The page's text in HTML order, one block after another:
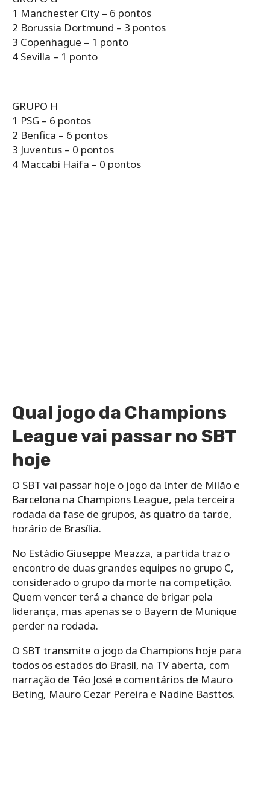
1 Manchester City – 6 pontos
2 Borussia Dortmund – 3 pontos
3 Copenhague – 1 ponto
4 Sevilla – 1 ponto
GRUPO H
1 PSG – 6 pontos
2 Benfica – 6 pontos
3 Juventus – 0 pontos
4 Maccabi Haifa – 0 pontos
Qual jogo da Champions
League vai passar no SBT
hoje
O SBT vai passar hoje o jogo da Inter de Milão e
Barcelona na Champions League, pela terceira
rodada da fase de grupos, às quatro da tarde,
horário de Brasília.
No Estádio Giuseppe Meazza, a partida traz o
encontro de duas grandes equipes no grupo C,
considerado o grupo da morte na competição.
Quem vencer terá a chance de brigar pela
liderança, mas apenas se o Bayern de Munique
perder na rodada.
O SBT transmite o jogo da Champions hoje para
todos os estados do Brasil, na TV aberta, com
narração de Téo José e comentários de Mauro
Beting, Mauro Cezar Pereira e Nadine Basttos.